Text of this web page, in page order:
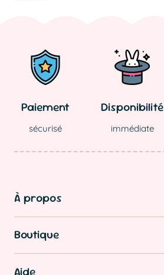
Paiement
sécurisé
Disponibilité
immédiate
À propos
Boutique
Aide